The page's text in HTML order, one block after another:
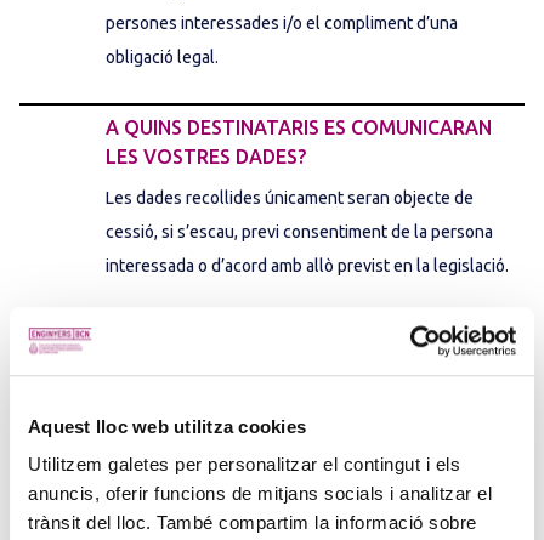
Aquest lloc web utilitza cookies
Utilitzem galetes per personalitzar el contingut i els
anuncis, oferir funcions de mitjans socials i analitzar el
trànsit del lloc. També compartim la informació sobre
persones interessades i/o el compliment d’una
obligació legal.
A QUINS DESTINATARIS ES COMUNICARAN
LES VOSTRES DADES?
Les dades recollides únicament seran objecte de
cessió, si s’escau, previ consentiment de la persona
interessada o d’acord amb allò previst en la legislació.
QUINS SÓN ELS VOSTRES DRETS?
Accedir, rectificar i suprimir les dades, així com els
normativa vigent en protecció de dades, adreçant-se
per escrit, acompanyant fotocòpia de DNI, al domicili de